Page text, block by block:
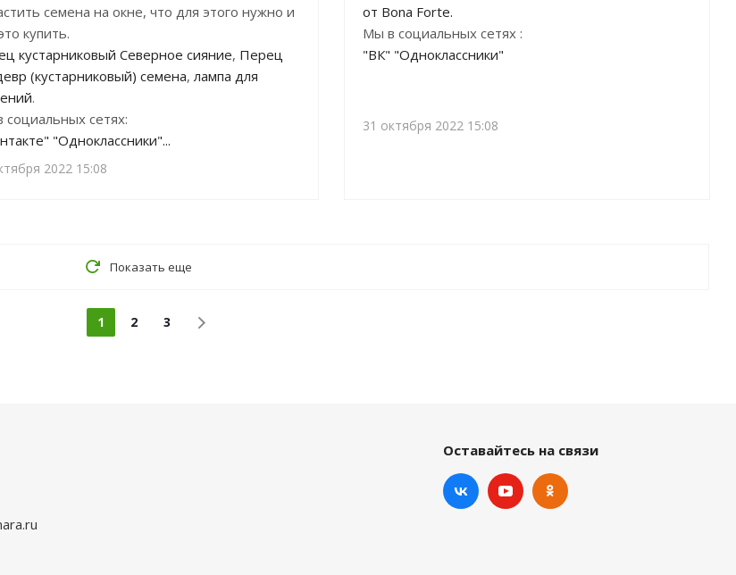
семена на окне, что для этого нужно и
купить.
кустарниковый Северное сияние, Перец
(кустарниковый) семена,лампа для
.
сетях:
"Одноклассники"...
2022 15:08
от Bona Forte.
Мы в социальных сетях :
"ВК" "Одноклассники"
31 октября 2022 15:08
Показать еще
1 2 3
Оставайтесь на связи